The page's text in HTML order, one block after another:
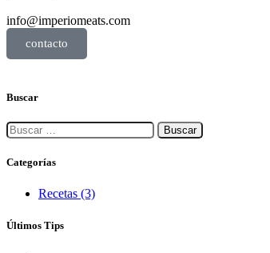
info@imperiomeats.com
contacto
Buscar
Categorías
Recetas (3)
Últimos Tips